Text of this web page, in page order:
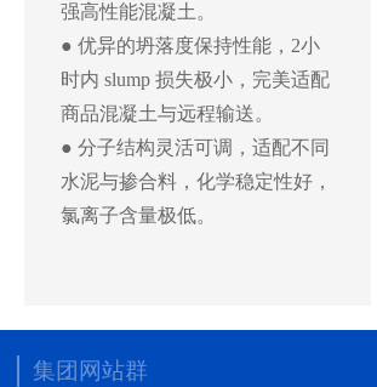
强高性能混凝土。
● 优异的坍落度保持性能，2小
时内 slump 损失极小，完美适配
商品混凝土与远程输送。
● 分子结构灵活可调，适配不同
水泥与掺合料，化学稳定性好，
氯离子含量极低。
集团网站群